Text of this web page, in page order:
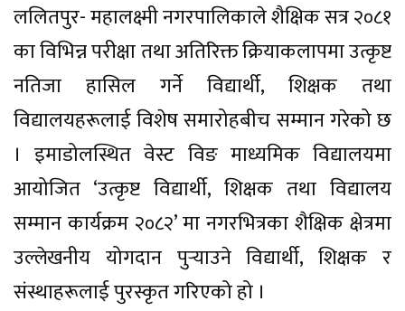
ललितपुर- महालक्ष्मी नगरपालिकाले शैक्षिक सत्र २०८१
का विभिन्न परीक्षा तथा अतिरिक्त क्रियाकलापमा उत्कृष्ट
नतिजा हासिल गर्ने विद्यार्थी, शिक्षक तथा
विद्यालयहरूलाई विशेष समारोहबीच सम्मान गरेको छ
। इमाडोलस्थित वेस्ट विङ माध्यमिक विद्यालयमा
आयोजित ‘उत्कृष्ट विद्यार्थी, शिक्षक तथा विद्यालय
सम्मान कार्यक्रम २०८२’ मा नगरभित्रका शैक्षिक क्षेत्रमा
उल्लेखनीय योगदान पुर्‍याउने विद्यार्थी, शिक्षक र
संस्थाहरूलाई पुरस्कृत गरिएको हो ।